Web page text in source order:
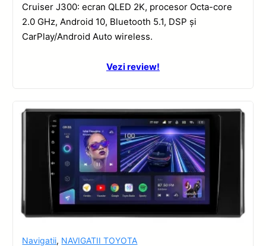
Cruiser J300: ecran QLED 2K, procesor Octa-core
2.0 GHz, Android 10, Bluetooth 5.1, DSP și
CarPlay/Android Auto wireless.
Vezi review!
Navigatii, NAVIGATII TOYOTA